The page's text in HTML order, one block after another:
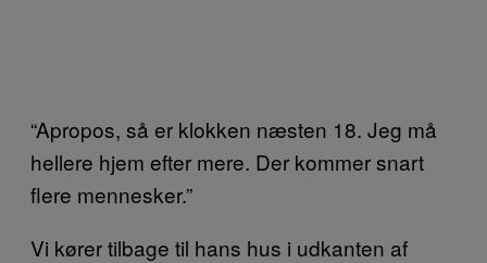
“Apropos, så er klokken næsten 18. Jeg må
hellere hjem efter mere. Der kommer snart
flere mennesker.”
Vi kører tilbage til hans hus i udkanten af